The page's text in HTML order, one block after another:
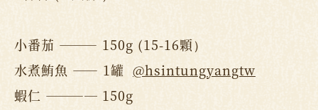
小番茄 ——— 150g (15-16顆）
水煮鮪魚 —— 1罐 @hsintungyangtw
蝦仁 ———— 150g